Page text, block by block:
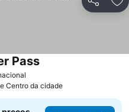
Partilhar
Pass
Centro da cidade